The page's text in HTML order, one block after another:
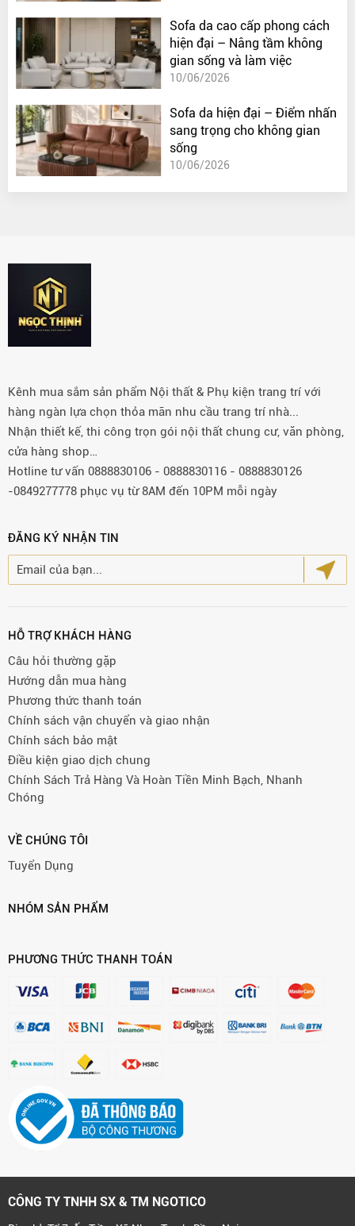
Sofa da cao cấp phong cách
hiện đại – Nâng tầm không
gian sống và làm việc
10/06/2026
Sofa da hiện đại – Điểm nhấn
sang trọng cho không gian
sống
10/06/2026
Kênh mua sắm sản phẩm Nội thất & Phụ kiện trang trí với
hàng ngàn lựa chọn thỏa mãn nhu cầu trang trí nhà...
Nhận thiết kế, thi công trọn gói nội thất chung cư, văn phòng,
cửa hàng shop…
Hotline tư vấn 0888830106 - 0888830116 - 0888830126
-0849277778 phục vụ từ 8AM đến 10PM mỗi ngày
ĐĂNG KÝ NHẬN TIN
HỖ TRỢ KHÁCH HÀNG
Câu hỏi thường gặp
Hướng dẫn mua hàng
Phương thức thanh toán
Chính sách vận chuyển và giao nhận
Chính sách bảo mật
Điều kiện giao dịch chung
Chính Sách Trả Hàng Và Hoàn Tiền Minh Bạch, Nhanh
Chóng
VỀ CHÚNG TÔI
Tuyển Dụng
NHÓM SẢN PHẨM
PHƯƠNG THỨC THANH TOÁN
CÔNG TY TNHH SX & TM NGOTICO